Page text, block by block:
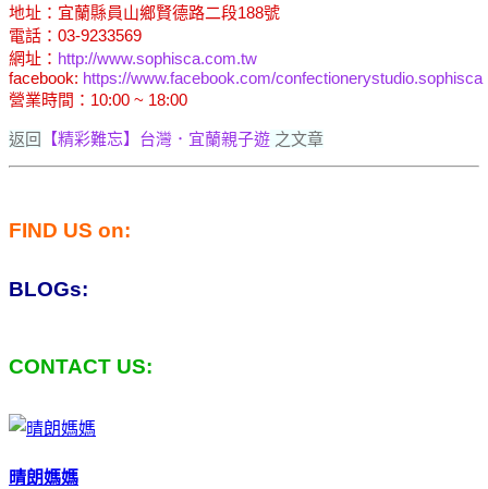
地址：宜蘭縣員山鄉賢德路二段188號
電話：03-9233569
網址： http://www.sophisca.com.tw
facebook: https://www.facebook.com/confectionerystudio.sophisca
營業時間：10:00 ~ 18:00
返回 【精彩難忘】台灣．宜蘭親子遊 之文章
FIND US on:
BLOGs:
CONTACT US:
晴朗媽媽